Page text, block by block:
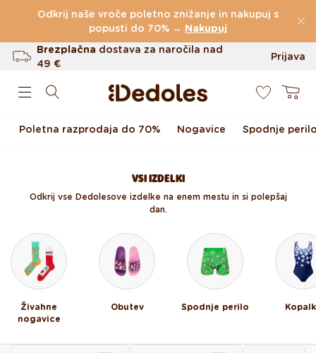
Preskoči na vsebino
Odkrij naše vroče poletno znižanje in nakupuj s
popusti do 70% → Nakupuj
(60.231 Ocen)
Brezplačna dostava za naročila nad
49 €
Do 100 dni za vračilo
Prijava
Košarica
Poletna razprodaja do 70% Nogavice Spodnje
VSI IZDELKI
Odkrij vse Dedolesove izdelke na enem mestu in si polepšaj
dan.
Živahne
nogavice
Obutev Spodnje perilo